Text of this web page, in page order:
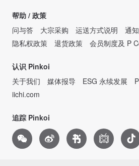
帮助 / 政策
问与答
大宗采购 运送方式说明 通
隐私权政策
退货政策 会员制度及 P
认识 Pinkoi
关于我们
媒体报导 ESG 永续发展
iichi.com
追踪 Pinkoi